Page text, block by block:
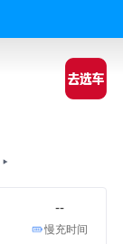
--
慢充时间